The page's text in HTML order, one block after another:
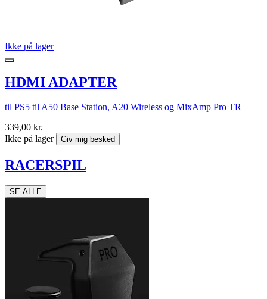
Ikke på lager
HDMI ADAPTER
til PS5 til A50 Base Station, A20 Wireless og MixAmp Pro TR
339,00 kr.
Ikke på lager
Giv mig besked
RACERSPIL
SE ALLE